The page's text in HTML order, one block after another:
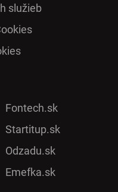
služieb
Fontech.sk
Startitup.sk
Odzadu.sk
Emefka.sk